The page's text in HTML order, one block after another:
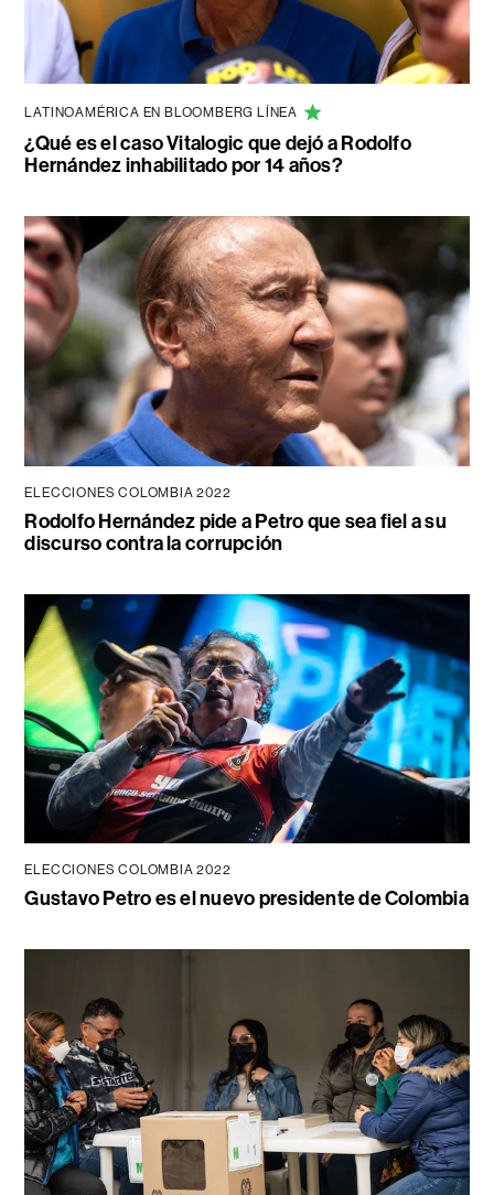
LATINOAMÉRICA EN BLOOMBERG LÍNEA
¿Qué es el caso Vitalogic que dejó a Rodolfo
Hernández inhabilitado por 14 años?
ELECCIONES COLOMBIA 2022
Rodolfo Hernández pide a Petro que sea fiel a su
discurso contra la corrupción
ELECCIONES COLOMBIA 2022
Gustavo Petro es el nuevo presidente de Colombia